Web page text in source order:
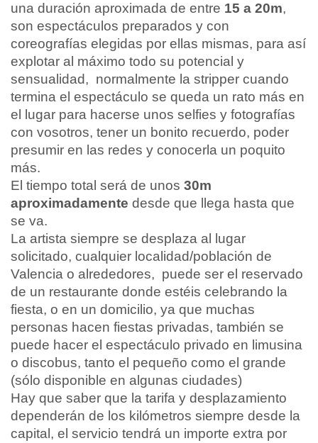
una duración aproximada de entre 15 a 20m,
son espectáculos preparados y con
coreografías elegidas por ellas mismas, para así
explotar al máximo todo su potencial y
sensualidad, normalmente la stripper cuando
termina el espectáculo se queda un rato más en
el lugar para hacerse unos selfies y fotografías
con vosotros, tener un bonito recuerdo, poder
presumir en las redes y conocerla un poquito
más.
El tiempo total será de unos 30m
aproximadamente desde que llega hasta que
se va.
La artista siempre se desplaza al lugar
solicitado, cualquier localidad/población de
Valencia o alrededores, puede ser el reservado
de un restaurante donde estéis celebrando la
fiesta, o en un domicilio, ya que muchas
personas hacen fiestas privadas, también se
puede hacer el espectáculo privado en limusina
o discobus, tanto el pequeño como el grande
(sólo disponible en algunas ciudades)
Hay que saber que la tarifa y desplazamiento
dependerán de los kilómetros siempre desde la
capital, el servicio tendrá un importe extra por